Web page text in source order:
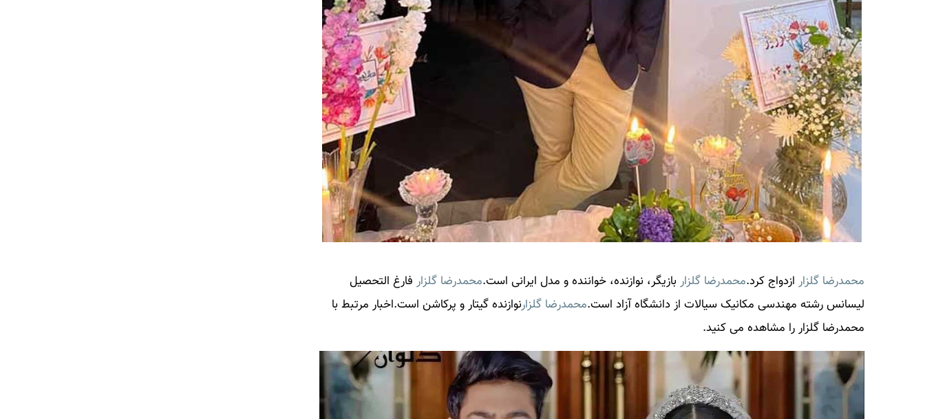
محمدرضا گلزار ازدواج کرد.محمدرضا گلزار بازیگر، نوازنده، خواننده و مدل ایرانی است.محمدرضا گلزار فارغ التحصیل
لیسانس رشته مهندسی مکانیک سیالات از دانشگاه آزاد است.محمدرضا گلزارنوازنده گیتار و پرکاشن است.اخبار مرتبط با
محمدرضا گلزار را مشاهده می کنید.